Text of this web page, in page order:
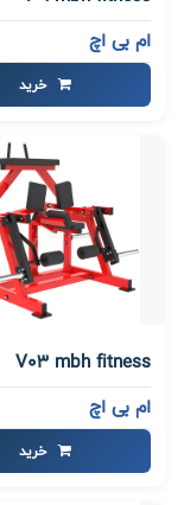
ام بی اچ
خرید
V03 mbh fitness
ام بی اچ
خرید